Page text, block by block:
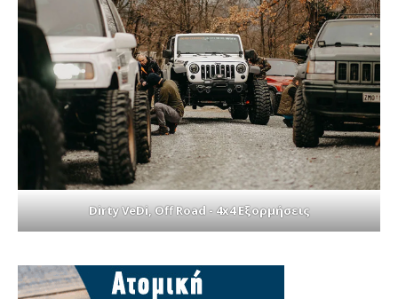
Dirty VeDi, Off Road - 4x4 Εξορμήσεις